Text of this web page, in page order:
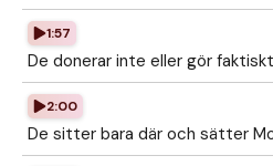
1:57
De donerar inte eller gör
2:00
De sitter bara där och sätter